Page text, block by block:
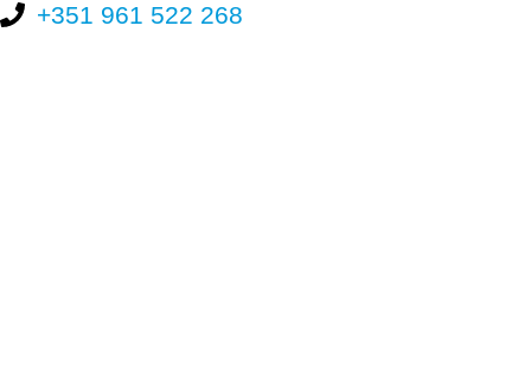
+351 961 522 268